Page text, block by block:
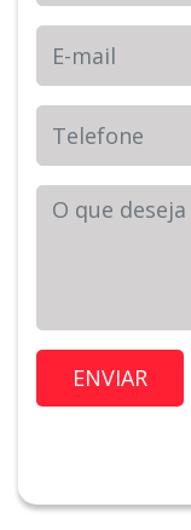
Telefone
Sua Mensagem